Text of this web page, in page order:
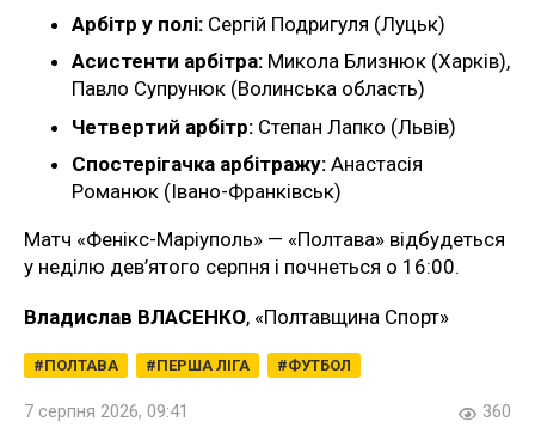
Арбітр у полі: Сергій Подригуля (Луцьк)
Асистенти арбітра: Микола Близнюк (Харків),
Павло Супрунюк (Волинська область)
Четвертий арбітр: Степан Лапко (Львів)
Спостерігачка арбітражу: Анастасія
Романюк (Івано-Франківськ)
Матч «Фенікс-Маріуполь» — «Полтава» відбудеться
у неділю дев’ятого серпня і почнеться о 16:00.
Владислав ВЛАСЕНКО, «Полтавщина Спорт»
ПОЛТАВА ПЕРША ЛІГА ФУТБОЛ
7 серпня 2026, 09:41 360